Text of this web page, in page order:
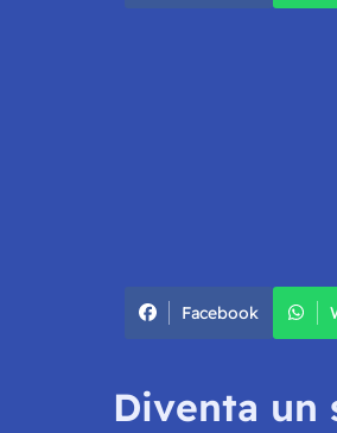
Facebook
Diventa un